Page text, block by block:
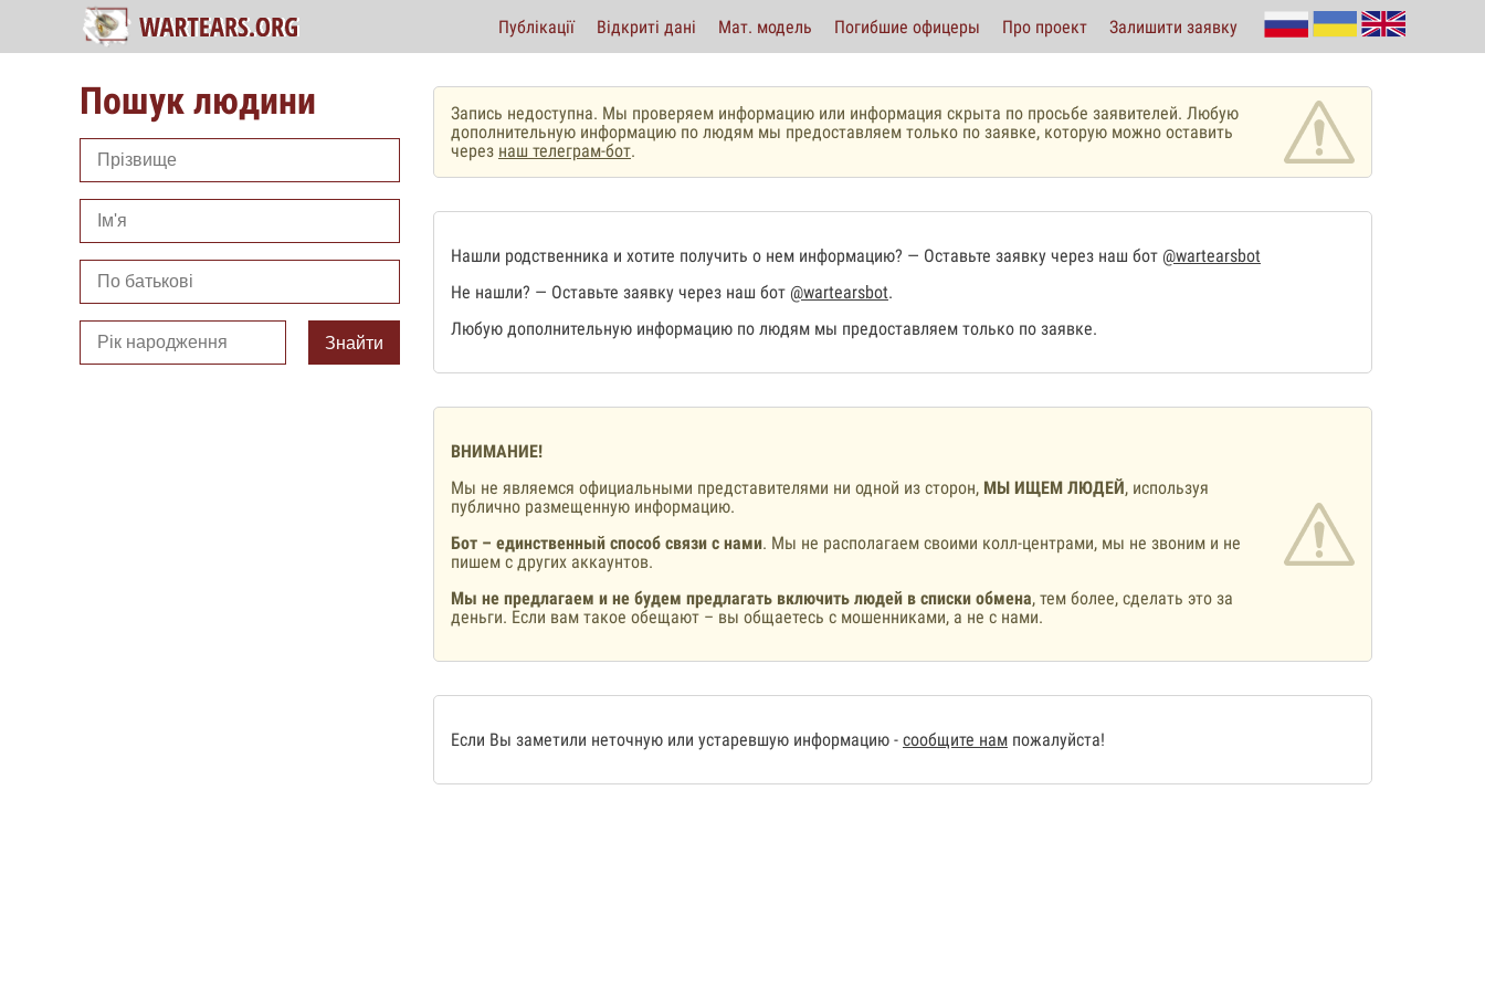
Публікації Відкриті дані Мат. модель Погибшие офицеры Про проект Залишити заявку
Пошук людини
Знайти
Запись недоступна. Мы проверяем информацию или информация скрыта по просьбе заявителей. Любую
дополнительную информацию по людям мы предоставляем только по заявке, которую можно оставить
через наш телеграм-бот.
Нашли родственника и хотите получить о нем информацию? — Оставьте заявку через наш бот @wartearsbot
Не нашли? — Оставьте заявку через наш бот @wartearsbot.
Любую дополнительную информацию по людям мы предоставляем только по заявке.
ВНИМАНИЕ!
Мы не являемся официальными представителями ни одной из сторон, МЫ ИЩЕМ ЛЮДЕЙ, используя
публично размещенную информацию.
Бот – единственный способ связи с нами. Мы не располагаем своими колл-центрами, мы не звоним и не
пишем с других аккаунтов.
Мы не предлагаем и не будем предлагать включить людей в списки обмена, тем более, сделать это за
деньги. Если вам такое обещают – вы общаетесь с мошенниками, а не с нами.
Если Вы заметили неточную или устаревшую информацию - сообщите нам пожалуйста!